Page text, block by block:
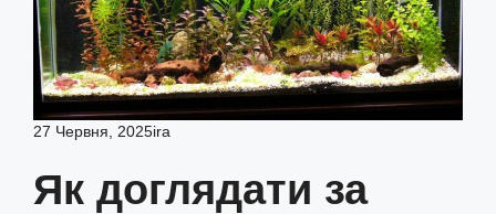
27 Червня, 2025ira
Як доглядати за